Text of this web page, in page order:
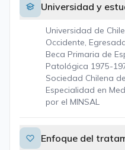
Universidad y
Universidad de
Occidente,
Beca Primaria de
Patológica 1975-
Sociedad Chilena
Especialidad en
por el MINSAL
Enfoque del